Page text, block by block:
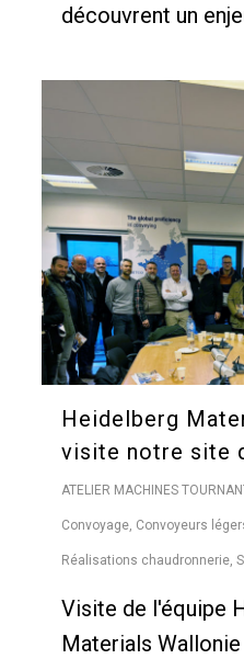
découvrent un
Heidelberg
visite notre site
ATELIER MACHINES
Convoyage, Convoyeurs
Réalisations chaudronnerie,
Visite de l'équipe
Materials